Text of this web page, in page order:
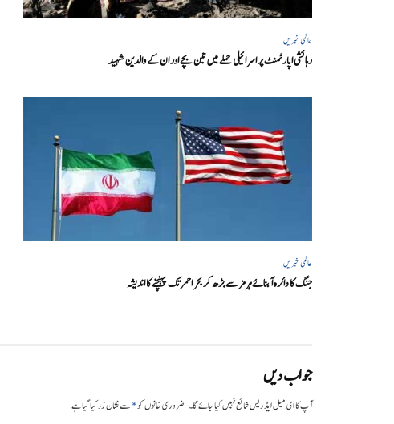
عالمی خبریں
رہائشی اپارٹمنٹ پر اسرائیلی حملے میں تین بچے اور ان کے والدین شہید
عالمی خبریں
جنگ کا دائرہ آبنائے ہرمز سے بڑھ کر بحر احمر تک پہنچنے کا اندیشہ
جواب دیں
آپ کا ای میل ایڈریس شائع نہیں کیا جائے گا۔ ضروری خانوں کو*سے نشان زد کیا گیا ہے